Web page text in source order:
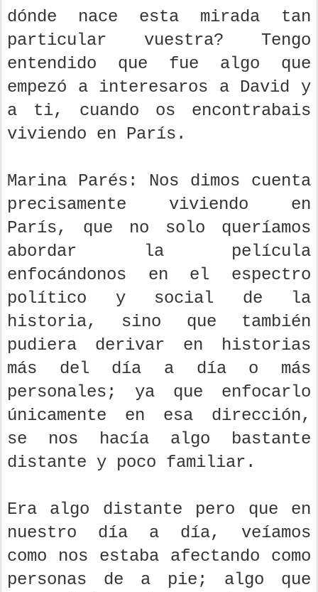
dónde nace esta mirada tan
particular vuestra? Tengo
entendido que fue algo que
empezó a interesaros a David y
a ti, cuando os encontrabais
viviendo en París.
Marina Parés: Nos dimos cuenta
precisamente viviendo en
París, que no solo queríamos
abordar la película
enfocándonos en el espectro
político y social de la
historia, sino que también
pudiera derivar en historias
más del día a día o más
personales; ya que enfocarlo
únicamente en esa dirección,
se nos hacía algo bastante
distante y poco familiar.
Era algo distante pero que en
nuestro día a día, veíamos
como nos estaba afectando como
personas de a pie; algo que